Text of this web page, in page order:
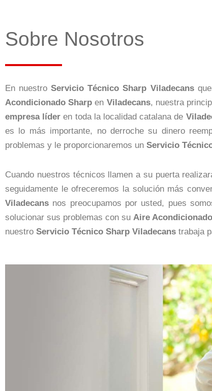
Sobre Nosotros
En nuestroServicio Técnico Sharp Viladecans
Acondicionado Sharp en Viladecans, nuestra
empresa líder en toda la localidad catalana de
es lo más importante, no derroche su dinero
problemas y le proporcionaremos un Servicio
Cuando nuestros técnicos llamen a su puerta
seguidamente le ofreceremos la solución más
Viladecans nos preocupamos por usted, pues
solucionar sus problemas con su Aire
nuestro Servicio Técnico Sharp Viladecans trabaja